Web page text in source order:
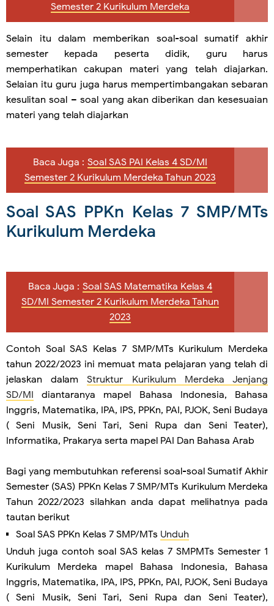
Semester 2 Kurikulum Merdeka
Selain itu dalam memberikan soal-soal sumatif akhir
semester kepada peserta didik, guru harus
memperhatikan cakupan materi yang telah diajarkan.
Selaian itu guru juga harus mempertimbangakan sebaran
kesulitan soal – soal yang akan diberikan dan kesesuaian
materi yang telah diajarkan
Baca Juga : Soal SAS PAI Kelas 4 SD/MI
Semester 2 Kurikulum Merdeka Tahun 2023
Soal SAS PPKn Kelas 7 SMP/MTs
Kurikulum Merdeka
Baca Juga : Soal SAS Matematika Kelas 4
SD/MI Semester 2 Kurikulum Merdeka Tahun
2023
Contoh Soal SAS Kelas 7 SMP/MTs Kurikulum Merdeka
tahun 2022/2023 ini memuat mata pelajaran yang telah di
jelaskan dalamStruktur Kurikulum Merdeka Jenjang
SD/MI diantaranya mapel Bahasa Indonesia, Bahasa
Inggris, Matematika, IPA, IPS, PPKn, PAI, PJOK, Seni Budaya
( Seni Musik, Seni Tari, Seni Rupa dan Seni Teater),
Informatika, Prakarya serta mapel PAI Dan Bahasa Arab
Bagi yang membutuhkan referensi soal-soal Sumatif Akhir
Semester (SAS) PPKn Kelas 7 SMP/MTs Kurikulum Merdeka
Tahun 2022/2023 silahkan anda dapat melihatnya pada
tautan berikut
Soal SAS PPKn Kelas 7 SMP/MTs Unduh
Unduh juga contoh soal SAS kelas 7 SMPMTs Semester 1
Kurikulum Merdeka mapel Bahasa Indonesia, Bahasa
Inggris, Matematika, IPA, IPS, PPKn, PAI, PJOK, Seni Budaya
( Seni Musik, Seni Tari, Seni Rupa dan Seni Teater),